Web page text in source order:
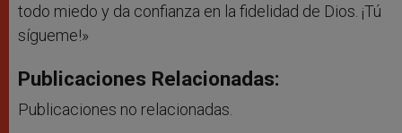
todo miedo y da confianza en la fidelidad de Dios. ¡Tú
sígueme!»
Publicaciones Relacionadas:
Publicaciones no relacionadas.